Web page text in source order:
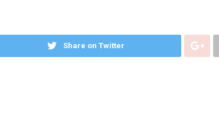
Share on Twitter